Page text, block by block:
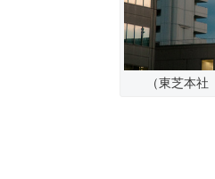
（東芝本社